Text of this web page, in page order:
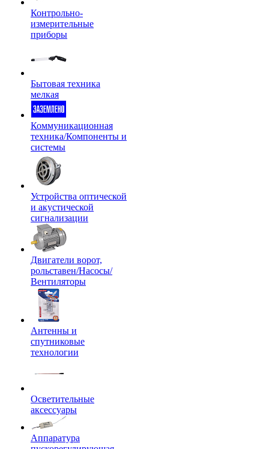
Контрольно-
измерительные
приборы
Бытовая техника
мелкая
Коммуникационная
техника/Компоненты и
системы
Устройства оптической
и акустической
сигнализации
Двигатели ворот,
рольставен/Насосы/
Вентиляторы
Антенны и
спутниковые
технологии
Осветительные
аксессуары
Аппаратура